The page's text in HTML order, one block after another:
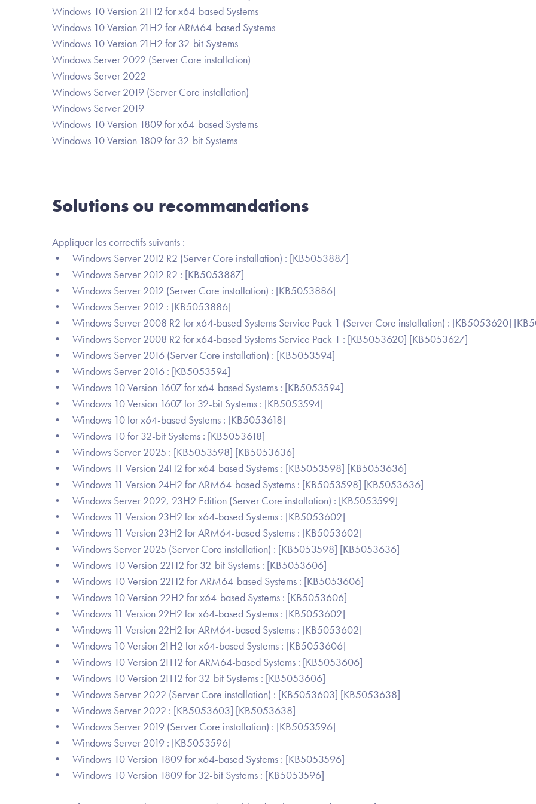
Windows 10 Version 21H2 for x64-based Systems
Windows 10 Version 21H2 for ARM64-based Systems
Windows 10 Version 21H2 for 32-bit Systems
Windows Server 2022 (Server Core installation)
Windows Server 2022
Windows Server 2019 (Server Core installation)
Windows Server 2019
Windows 10 Version 1809 for x64-based Systems
Windows 10 Version 1809 for 32-bit Systems
Solutions ou recommandations
Appliquer les correctifs suivants :
• Windows Server 2012 R2 (Server Core installation) : [KB5053887]
• Windows Server 2012 R2 : [KB5053887]
• Windows Server 2012 (Server Core installation) : [KB5053886]
• Windows Server 2012 : [KB5053886]
• Windows Server 2008 R2 for x64-based Systems Service Pack 1 (Server Core installation) : [KB5053620]
• Windows Server 2008 R2 for x64-based Systems Service Pack 1 : [KB5053620] [KB5053627]
• Windows Server 2016 (Server Core installation) : [KB5053594]
• Windows Server 2016 : [KB5053594]
• Windows 10 Version 1607 for x64-based Systems : [KB5053594]
• Windows 10 Version 1607 for 32-bit Systems : [KB5053594]
• Windows 10 for x64-based Systems : [KB5053618]
• Windows 10 for 32-bit Systems : [KB5053618]
• Windows Server 2025 : [KB5053598] [KB5053636]
• Windows 11 Version 24H2 for x64-based Systems : [KB5053598] [KB5053636]
• Windows 11 Version 24H2 for ARM64-based Systems : [KB5053598] [KB5053636]
• Windows Server 2022, 23H2 Edition (Server Core installation) : [KB5053599]
• Windows 11 Version 23H2 for x64-based Systems : [KB5053602]
• Windows 11 Version 23H2 for ARM64-based Systems : [KB5053602]
• Windows Server 2025 (Server Core installation) : [KB5053598] [KB5053636]
• Windows 10 Version 22H2 for 32-bit Systems : [KB5053606]
• Windows 10 Version 22H2 for ARM64-based Systems : [KB5053606]
• Windows 10 Version 22H2 for x64-based Systems : [KB5053606]
• Windows 11 Version 22H2 for x64-based Systems : [KB5053602]
• Windows 11 Version 22H2 for ARM64-based Systems : [KB5053602]
• Windows 10 Version 21H2 for x64-based Systems : [KB5053606]
• Windows 10 Version 21H2 for ARM64-based Systems : [KB5053606]
• Windows 10 Version 21H2 for 32-bit Systems : [KB5053606]
• Windows Server 2022 (Server Core installation) : [KB5053603] [KB5053638]
• Windows Server 2022 : [KB5053603] [KB5053638]
• Windows Server 2019 (Server Core installation) : [KB5053596]
• Windows Server 2019 : [KB5053596]
• Windows 10 Version 1809 for x64-based Systems : [KB5053596]
• Windows 10 Version 1809 for 32-bit Systems : [KB5053596]